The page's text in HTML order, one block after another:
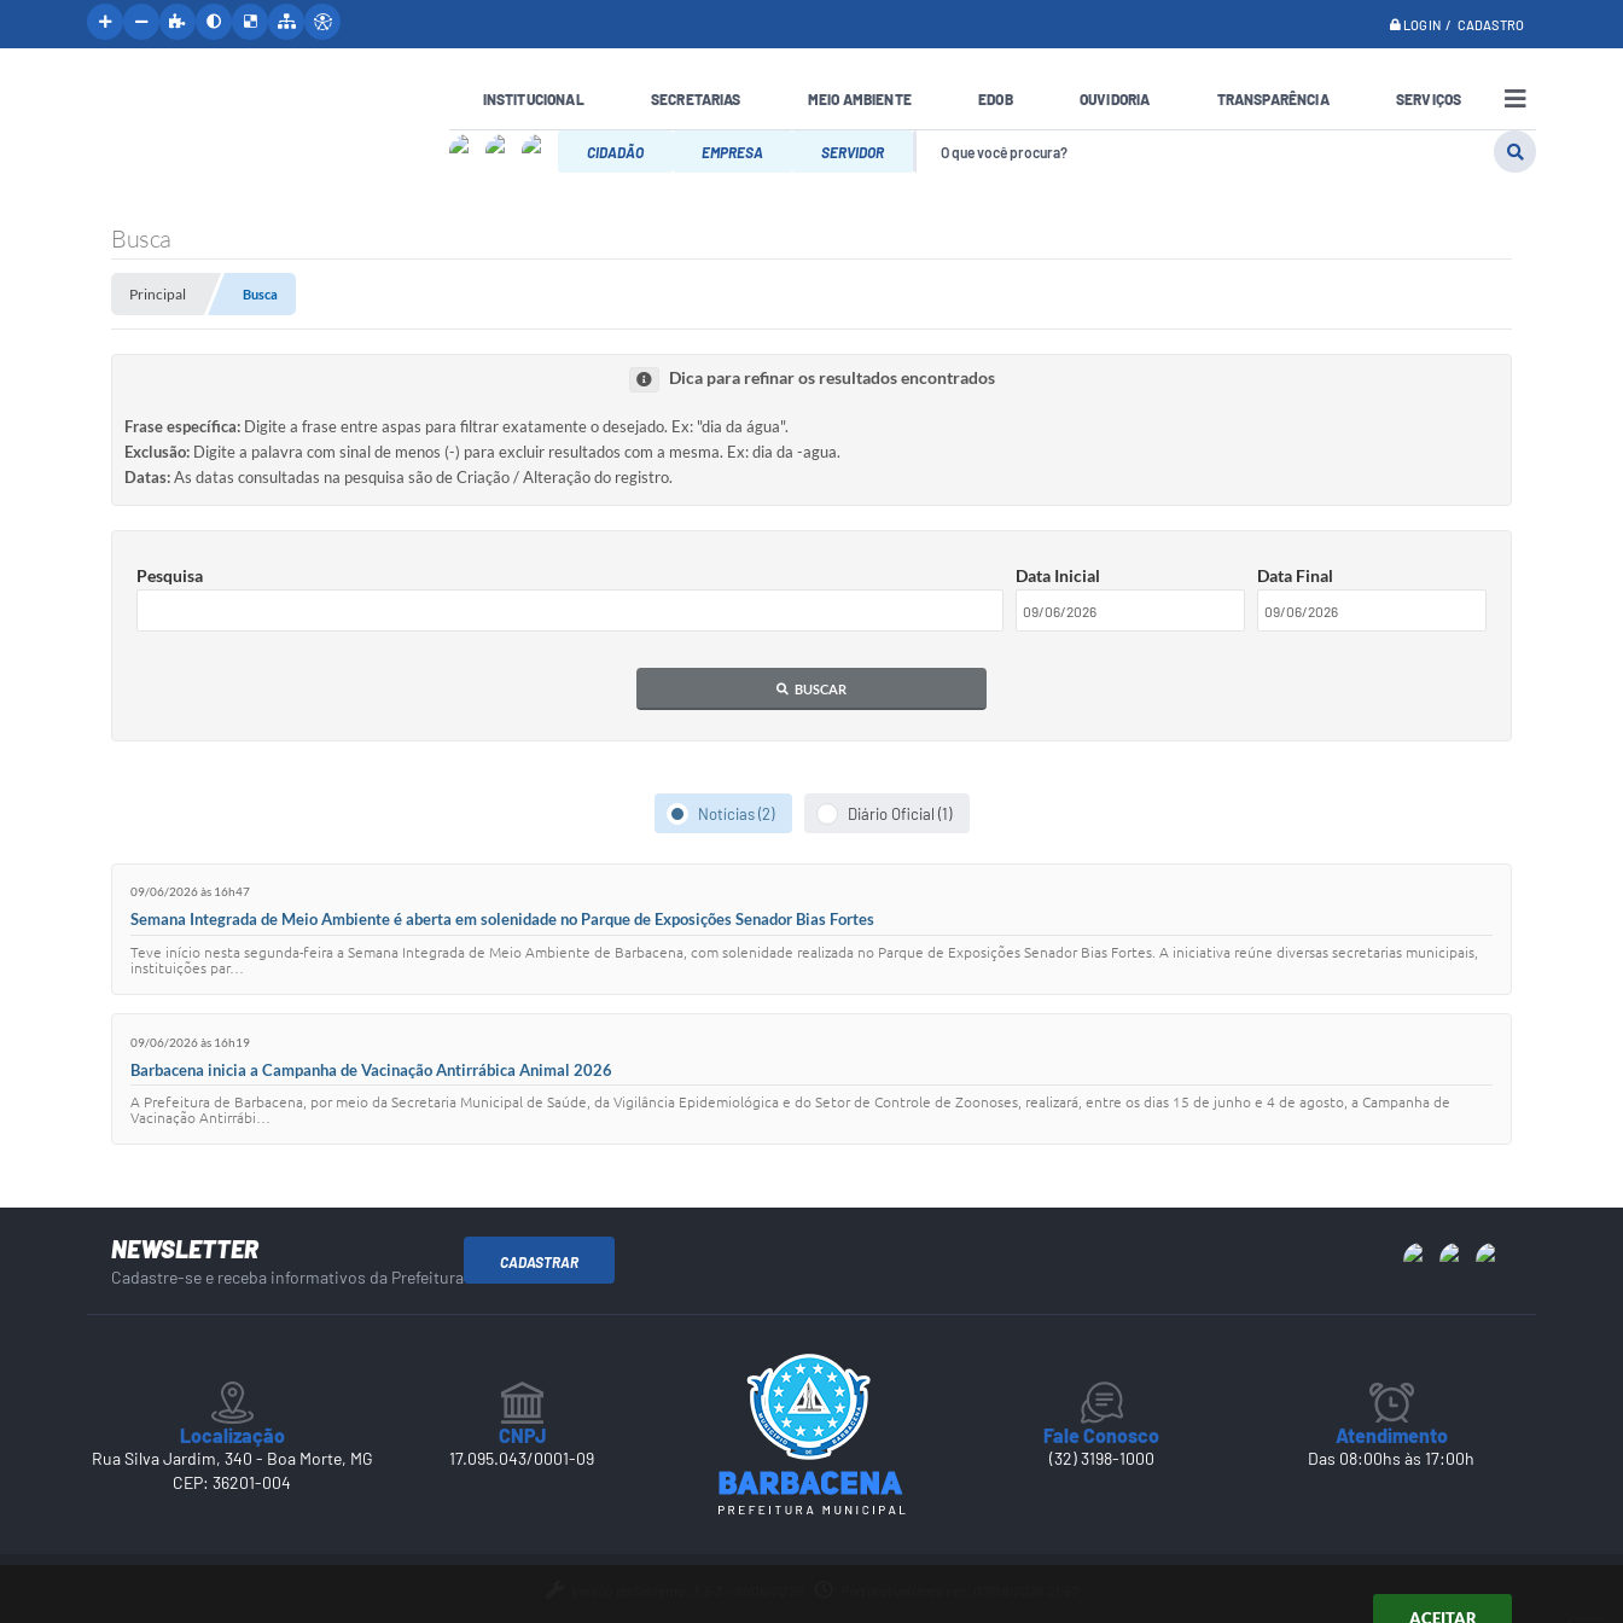
ACEITAR
LOGIN / CADASTRO
INSTITUCIONAL SECRETARIAS MEIO AMBIENTE EDOB OUVIDORIA TRANSPARÊNCIA SERVIÇOS
CIDADÃO EMPRESA SERVIDOR
Busca
Principal Busca
Dica para refinar os resultados encontrados
Frase específica: Digite a frase entre aspas para filtrar exatamente o desejado. Ex: "dia da água".
Exclusão: Digite a palavra com sinal de menos (-) para excluir resultados com a mesma. Ex: dia da -agua.
Datas:As datas consultadas na pesquisa são de Criação / Alteração do registro.
Pesquisa Data Inicial Data Final
BUSCAR
Notícias (2) Diário Oficial (1)
09/06/2026 às 16h47
Semana Integrada de Meio Ambiente é aberta em solenidade no Parque de Exposições Senador Bias Fortes
Teve início nesta segunda-feira a Semana Integrada de Meio Ambiente de Barbacena, com solenidade realizada no Parque de Exposições Senador Bias Fortes. A iniciativa reúne diversas secretarias municipais,
instituições par…
09/06/2026 às 16h19
Barbacena inicia a Campanha de Vacinação Antirrábica Animal 2026
A Prefeitura de Barbacena, por meio da Secretaria Municipal de Saúde, da Vigilância Epidemiológica e do Setor de Controle de Zoonoses, realizará, entre os dias 15 de junho e 4 de agosto, a Campanha de
Vacinação Antirrábi…
NEWSLETTER
Cadastre-se e receba informativos da Prefeitura
CADASTRAR
Localização
Rua Silva Jardim, 340 - Boa Morte, MG
CEP: 36201-004
CNPJ
17.095.043/0001-09
Fale Conosco
(32) 3198-1000
Atendimento
Das 08:00hs às 17:00h